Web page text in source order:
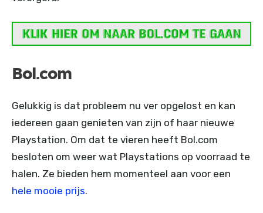
Bol.com
Gelukkig is dat probleem nu ver opgelost en kan
iedereen gaan genieten van zijn of haar nieuwe
Playstation. Om dat te vieren heeft Bol.com
besloten om weer wat Playstations op voorraad te
halen. Ze bieden hem momenteel aan voor een
hele mooie prijs.